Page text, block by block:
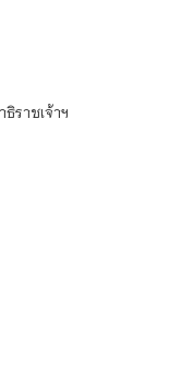
ราชเจ้าฯ